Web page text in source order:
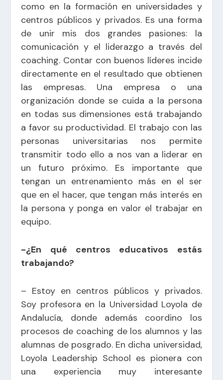
como en la formación en universidades y
centros públicos y privados. Es una forma
de unir mis dos grandes pasiones: la
comunicación y el liderazgo a través del
coaching. Contar con buenos líderes incide
directamente en el resultado que obtienen
las empresas. Una empresa o una
organización donde se cuida a la persona
en todas sus dimensiones está trabajando
a favor su productividad. El trabajo con las
personas universitarias nos permite
transmitir todo ello a nos van a liderar en
un futuro próximo. Es importante que
tengan un entrenamiento más en el ser
que en el hacer, que tengan más interés en
la persona y ponga en valor el trabajar en
equipo.
-¿En qué centros educativos estás
trabajando?
– Estoy en centros públicos y privados.
Soy profesora en la Universidad Loyola de
Andalucía, donde además coordino los
procesos de coaching de los alumnos y las
alumnas de posgrado. En dicha universidad,
Loyola Leadership School es pionera con
una experiencia muy interesante